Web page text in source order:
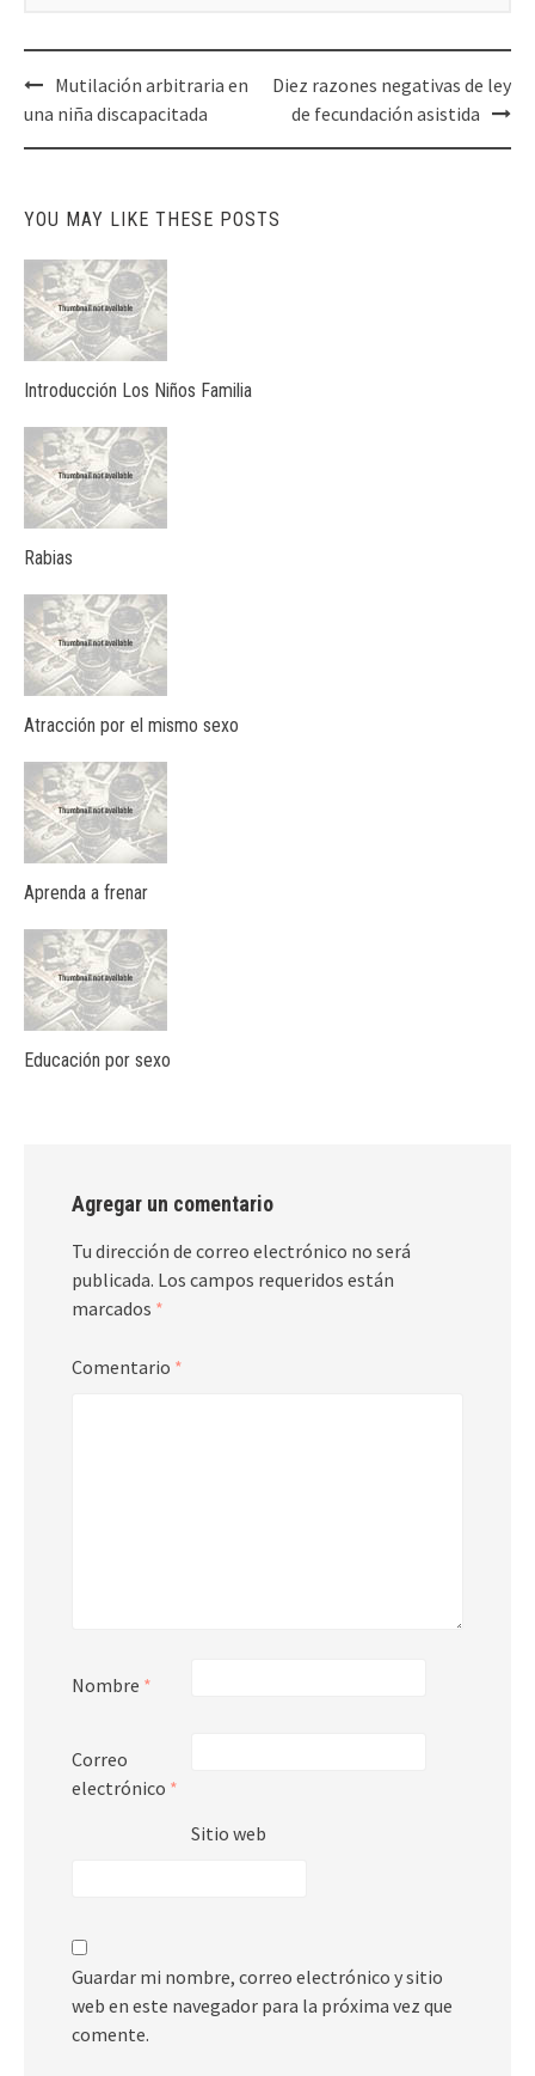
Post
navigation
Mutilación arbitraria en
una niña discapacitada
Diez razones negativas de ley
de fecundación asistida
YOU MAY LIKE THESE POSTS
Introducción Los Niños Familia
Rabias
Atracción por el mismo sexo
Aprenda a frenar
Educación por sexo
Agregar un comentario
Tu dirección de correo electrónico no será
publicada. Los campos requeridos están
marcados *
Comentario *
Nombre *
Correo
electrónico *
Sitio web
Guardar mi nombre, correo electrónico y sitio
web en este navegador para la próxima vez que
comente.